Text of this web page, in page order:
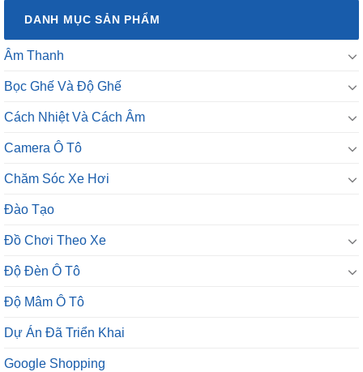
DANH MỤC SẢN PHẨM
Âm Thanh
Bọc Ghế Và Độ Ghế
Cách Nhiệt Và Cách Âm
Camera Ô Tô
Chăm Sóc Xe Hơi
Đào Tạo
Đồ Chơi Theo Xe
Độ Đèn Ô Tô
Độ Mâm Ô Tô
Dự Án Đã Triển Khai
Google Shopping